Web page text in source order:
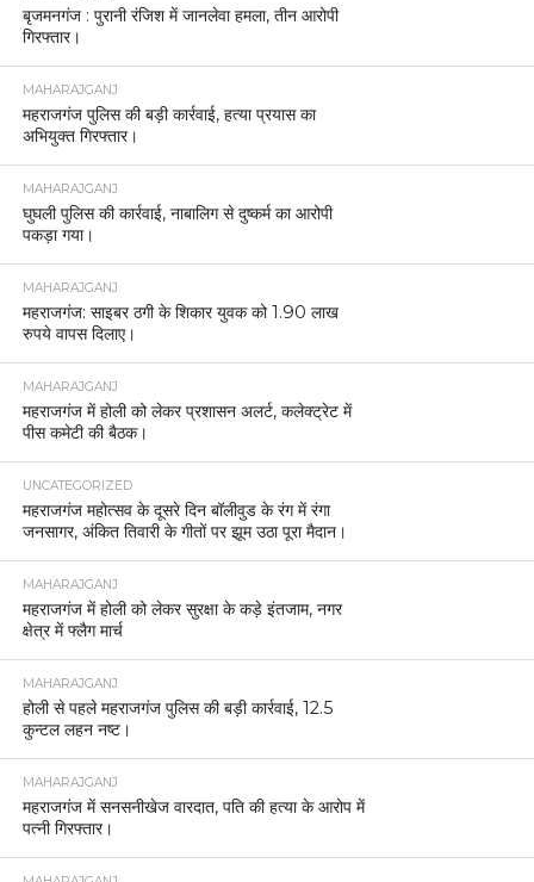
बृजमनगंज : पुरानी रंजिश में जानलेवा हमला, तीन आरोपी
गिरफ्तार।
MAHARAJGANJ
महराजगंज पुलिस की बड़ी कार्रवाई, हत्या प्रयास का
अभियुक्त गिरफ्तार।
MAHARAJGANJ
घुघली पुलिस की कार्रवाई, नाबालिग से दुष्कर्म का आरोपी
पकड़ा गया।
MAHARAJGANJ
महराजगंज: साइबर ठगी के शिकार युवक को 1.90 लाख
रुपये वापस दिलाए।
MAHARAJGANJ
महराजगंज में होली को लेकर प्रशासन अलर्ट, कलेक्ट्रेट में
पीस कमेटी की बैठक।
UNCATEGORIZED
महराजगंज महोत्सव के दूसरे दिन बॉलीवुड के रंग में रंगा
जनसागर, अंकित तिवारी के गीतों पर झूम उठा पूरा मैदान।
MAHARAJGANJ
महराजगंज में होली को लेकर सुरक्षा के कड़े इंतजाम, नगर
क्षेत्र में फ्लैग मार्च
MAHARAJGANJ
होली से पहले महराजगंज पुलिस की बड़ी कार्रवाई, 12.5
कुन्टल लहन नष्ट।
MAHARAJGANJ
महराजगंज में सनसनीखेज वारदात, पति की हत्या के आरोप में
पत्नी गिरफ्तार।